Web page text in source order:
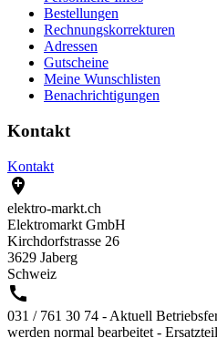
Bestellungen
Rechnungskorrekturen
Adressen
Gutscheine
Meine Wunschlisten
Benachrichtigungen
Kontakt
Kontakt

elektro-markt.ch
Elektromarkt GmbH
Kirchdorfstrasse 26
3629 Jaberg
Schweiz

031 / 761 30 74 - Aktuell
werden normal bearbeitet -